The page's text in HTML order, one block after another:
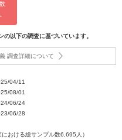
以下の調査に基づいています。
調査詳細について
04/11
08/01
06/24
06/28
おける総サンプル数6,695人）